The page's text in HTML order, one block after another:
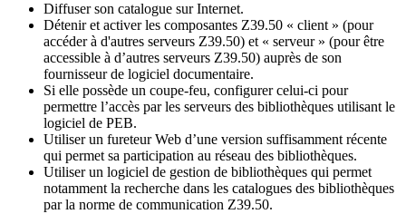
Diffuser son catalogue sur Internet.
Détenir et activer les composantes Z39.50 « client » (pour
accéder à d'autres serveurs Z39.50) et « serveur » (pour être
accessible à d’autres serveurs Z39.50) auprès de son
fournisseur de logiciel documentaire.
Si elle possède un coupe-feu, configurer celui-ci pour
permettre l’accès par les serveurs des bibliothèques utilisant le
logiciel de PEB.
Utiliser un fureteur Web d’une version suffisamment récente
qui permet sa participation au réseau des bibliothèques.
Utiliser un logiciel de gestion de bibliothèques qui permet
notamment la recherche dans les catalogues des bibliothèques
par la norme de communication Z39.50.